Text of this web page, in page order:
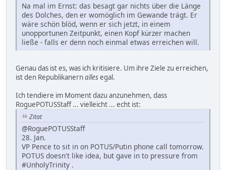
Na mal im Ernst: das besagt gar nichts über die Länge
des Dolches, den er womöglich im Gewande trägt. Er
wäre schön blöd, wenn er sich jetzt, in einem
unopportunen Zeitpunkt, einen Kopf kürzer machen
ließe - falls er denn noch einmal etwas erreichen will.
Genau das ist es, was ich kritisiere. Um ihre Ziele zu erreichen,
ist den Republikanernallesegal.
Ich tendiere im Moment dazu anzunehmen, dass
RoguePOTUSStaff ... vielleicht ... echt ist:
Zitat
@RoguePOTUSStaff
28. Jan.
VP Pence to sit in on POTUS/Putin phone call tomorrow.
POTUS doesn't like idea, but gave in to pressure from
#UnholyTrinity .